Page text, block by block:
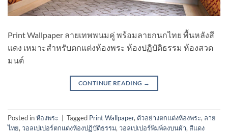
Print Wallpaper ลายเทพพนมคู่ พร้อมลายกนกไทย พื้นหลังสี
แดง เหมาะสำหรับตกแต่งห้องพระ ห้องปฏิบัติธรรม ห้องสวด
มนต์
CONTINUE READING →
Posted inห้องพระ Tagged Print Wallpaper, ตัวอย่างตกแต่งห้องพระ, ลาย
ไทย, วอลเปเปอร์ตกแต่งห้องปฏิบัติธรรม, วอลเปเปอร์พิมพ์ลงบนผ้า, สีแดง